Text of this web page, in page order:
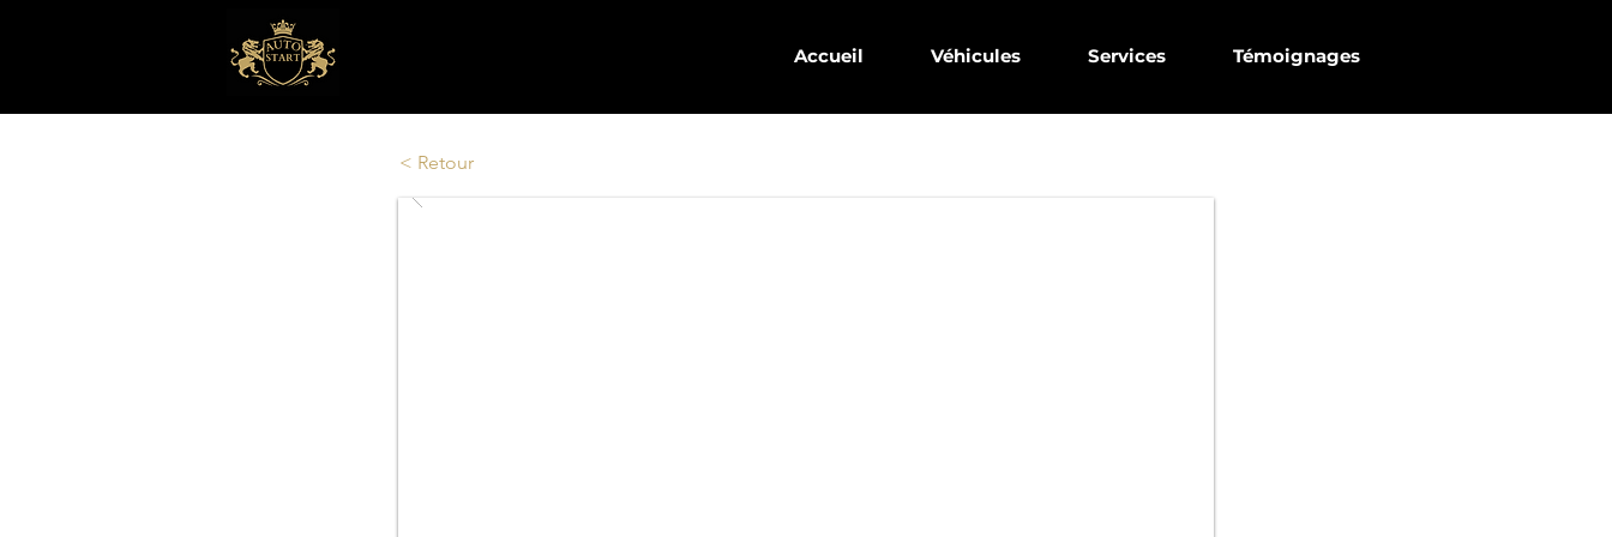
Accueil Véhicules Services Témoignages
< Retour